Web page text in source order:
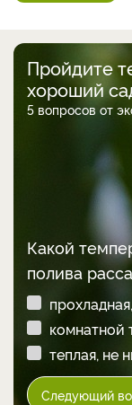
Пройдите
хороший
5 вопросов от
Какой
полива
комнатной
теплая, не
Следующий